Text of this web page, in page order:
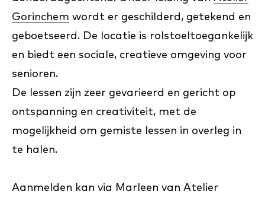
Gorinchem wordt er geschilderd, getekend en
geboetseerd. De locatie is rolstoeltoegankelijk
en biedt een sociale, creatieve omgeving voor
senioren.
De lessen zijn zeer gevarieerd en gericht op
ontspanning en creativiteit, met de
mogelijkheid om gemiste lessen in overleg in
te halen.
Aanmelden kan via Marleen van Atelier